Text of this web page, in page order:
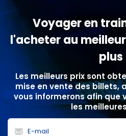
Voyager en
l'acheter au
plus
Les meilleurs prix sont
mise en vente des billets,
vous informerons afin que
les